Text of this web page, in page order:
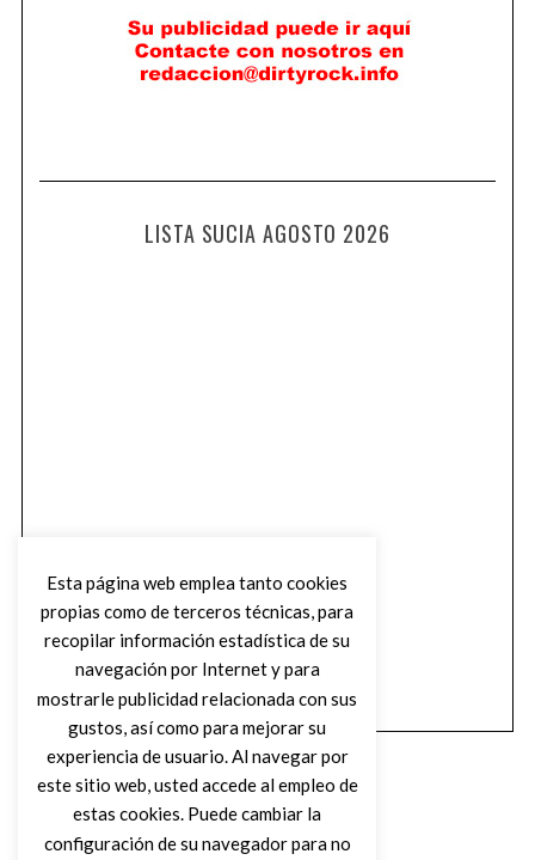
LISTA SUCIA AGOSTO 2026
Esta página web emplea tanto cookies
propias como de terceros técnicas, para
recopilar información estadística de su
navegación por Internet y para
mostrarle publicidad relacionada con sus
gustos, así como para mejorar su
experiencia de usuario. Al navegar por
este sitio web, usted accede al empleo de
estas cookies. Puede cambiar la
configuración de su navegador para no